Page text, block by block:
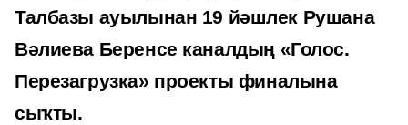
Талбазы ауылынан 19 йәшлек Рушана
Вәлиева Беренсе каналдың «Голос.
Перезагрузка» проекты финалына
сыҡты.